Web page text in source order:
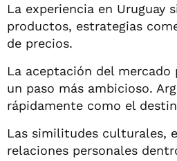
La experiencia en Uruguay
productos, estrategias
de precios.
La aceptación del mercado
un paso más ambicioso.
rápidamente como el
Las similitudes culturales,
relaciones personales